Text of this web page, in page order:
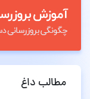
مطالب داغ